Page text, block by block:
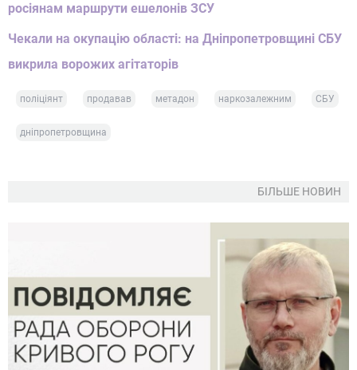
росіянам маршрути ешелонів ЗСУ
Чекали на окупацію області: на Дніпропетровщині СБУ
викрила ворожих агітаторів
поліціянт продавав метадон наркозалежним СБУ
дніпропетровщина
БІЛЬШЕ НОВИН